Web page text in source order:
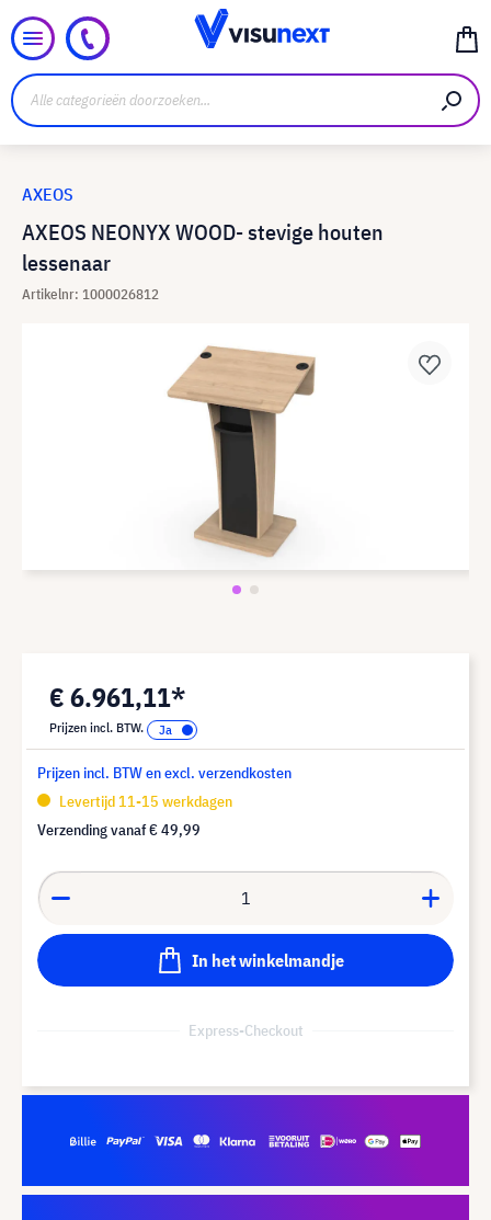
AXEOS NEONYX WOOD- stevige houten
lessenaar
Artikelnr: 1000026812
AXEOS
€ 6.961,11*
Prijzen incl. BTW.
Prijzen incl. BTW en excl. verzendkosten
Levertijd 11-15 werkdagen
Verzending vanaf€ 49,99
In het winkelmandje
Express-Checkout